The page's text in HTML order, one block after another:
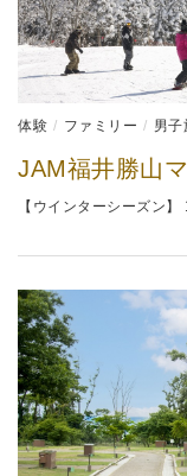
体験 ファミリー 男子
JAM福井勝山
【ウインターシーズン